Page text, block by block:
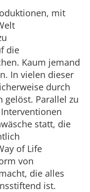
mit
die
Kaum jemand
In vielen dieser
durch
gelöst. Parallel zu
statt, die
of Life
von
die alles
ist.